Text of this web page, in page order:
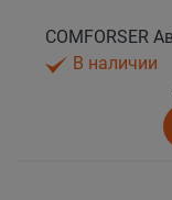
В наличии